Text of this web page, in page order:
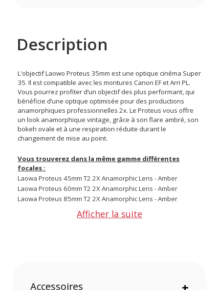
Description
L'objectif Laowo Proteus 35mm est une optique cinéma Super
35. Il est compatible avec les montures Canon EF et Arri PL.
Vous pourrez profiter d’un objectif des plus performant, qui
bénéficie d’une optique optimisée pour des productions
anamorphiques professionnelles 2x. Le Proteus vous offre
un look anamorphique vintage, grâce à son flare ambré, son
bokeh ovale et à une respiration réduite durant le
changement de mise au point.
Vous trouverez dans la même gamme différentes
focales :
Laowa Proteus 45mm T2 2X Anamorphic Lens - Amber
Laowa Proteus 60mm T2 2X Anamorphic Lens - Amber
Laowa Proteus 85mm T2 2X Anamorphic Lens - Amber
Laowa Proteus 2X Anamorphic T2 - Kit deux objectifs 35/60
Afficher la suite
Accessoires